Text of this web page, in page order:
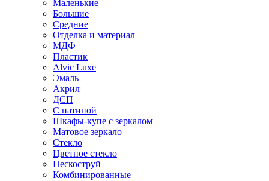
Маленькие
Большие
Средние
Отделка и материал
МДФ
Пластик
Alvic Luxe
Эмаль
Акрил
ДСП
С патиной
Шкафы-купе с зеркалом
Матовое зеркало
Стекло
Цветное стекло
Пескоструй
Комбинированные